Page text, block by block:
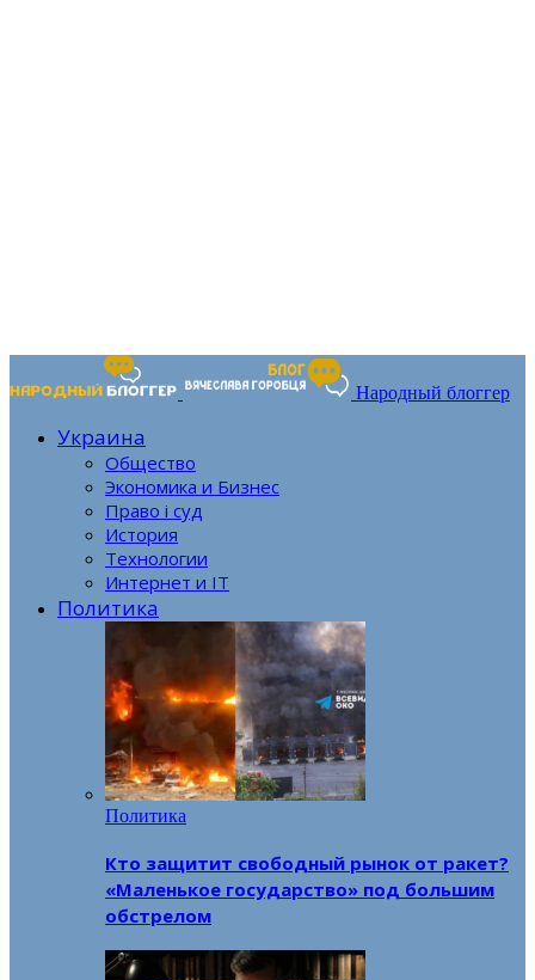
Народный блоггер
Украина
Общество
Экономика и Бизнес
Право і суд
История
Технологии
Интернет и IT
Политика
Политика
Кто защитит свободный рынок от ракет?
«Маленькое государство» под большим
обстрелом